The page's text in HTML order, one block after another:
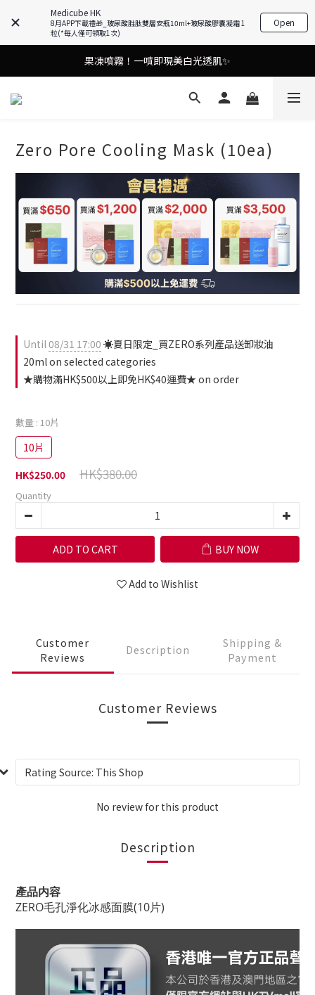
Medicube HK
8月APP下載禮🎁_玻尿酸胜肽雙層安瓶10ml+玻尿酸膠囊凝霜 1
粒(*每人僅可領取1次)
Open
9in1多功能美容儀🌸護膚效果UP！
油痘肌救星💧玻尿酸58% OFF活動中！
果凍噴霧！一噴即現美白光透肌✨
Zero Pore Cooling Mask (10ea)
Until 08/31 17:00 ☀️夏日限定_買ZERO系列產品送卸妝油
20ml on selected categories
★購物滿HK$500以上即免HK$40運費★ on order
數量 : 10片
10片
HK$380.00
HK$250.00
Quantity
ADD TO CART BUY NOW
Add to Wishlist
Customer
Reviews
Description
Shipping &
Payment
Customer Reviews
No review for this product
Description
產品内容
ZERO毛孔淨化冰感面膜(10片)